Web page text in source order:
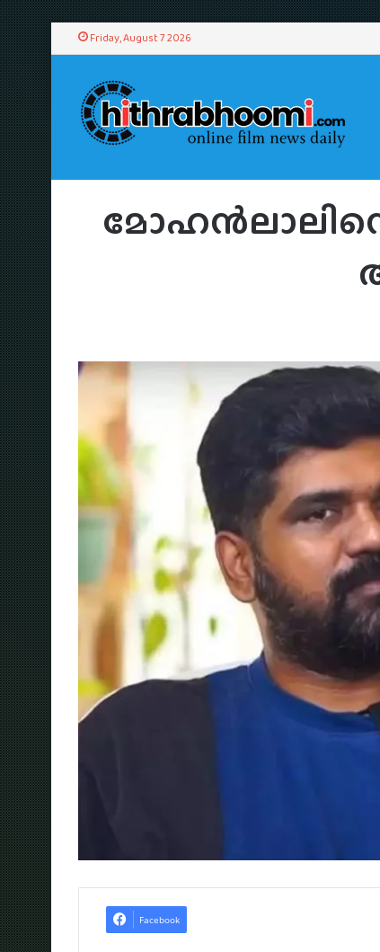
Friday, August 7 2026
Home/
Facebook